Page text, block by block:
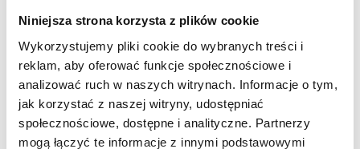
Niniejsza strona korzysta z plików cookie
Wykorzystujemy pliki cookie do wybranych treści i
reklam, aby oferować funkcje społecznościowe i
analizować ruch w naszych witrynach. Informacje o tym,
jak korzystać z naszej witryny, udostępniać
społecznościowe, dostępne i analityczne. Partnerzy
mogą łączyć te informacje z innymi podstawowymi
Zapytaj o szczegóły oferty
Imię i nazwisko: *
Adres e-mail: *